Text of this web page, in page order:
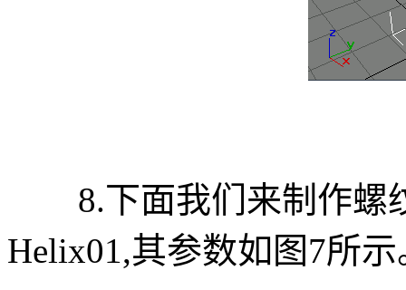
8.下面我们来制作螺
Helix01,其参数如图7所示